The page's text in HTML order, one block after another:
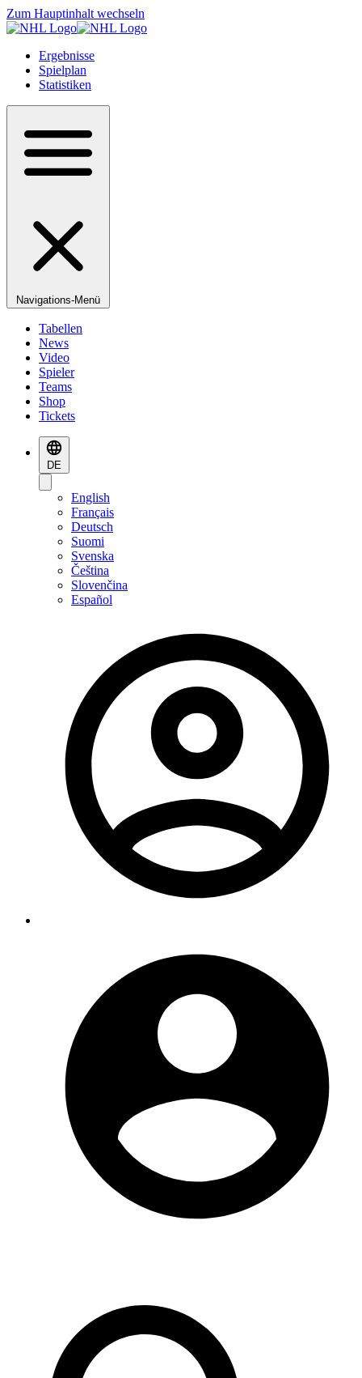
Zum Hauptinhalt wechseln
Ergebnisse
Spielplan
Statistiken
Navigations-Menü
Tabellen
News
Video
Spieler
Teams
Shop
Tickets
DE
English
Français
Deutsch
Suomi
Svenska
Čeština
Slovenčina
Español